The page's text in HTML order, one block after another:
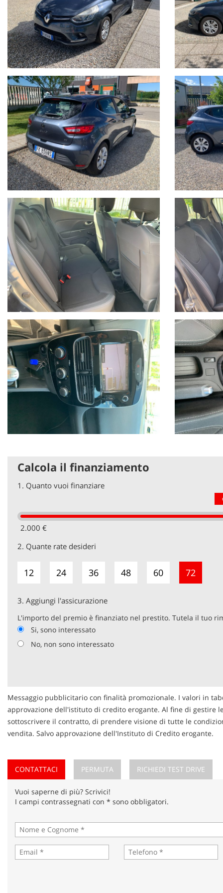
LE GARANZIE RILASCIATE SONO UTILIZZABILI IN TUTTO IL
FINANZIAMENTI PERSONALIZZABILI CON TASSI AGEVOLATI E
Il prezzo indicato del veicolo non include i seguenti costi, che
•Tagliando di manutenzione ordinaria (se necessario)
•Revisione ministeriale (se in scadenza)
•Eventuali interventi o ripristini meccanici ed estetici non
specificamente indicati nell’annuncio
•Passaggio di proprieta
Il veicolo viene venduto nello stato in cui si trova, con
Si consiglia di verificare la disponibilità effettiva della vettura
Auto Italia si scusa per eventuali imprecisioni dovessero
gradito un contatto telefonico per ottenere conferma su
Calcola il finanziamento
1. Quanto vuoi finanziare
2.000 €
2. Quante rate desideri
12 24 36 48 60 72
3. Aggiungi l'assicurazione
L'importo del premio è finanziato nel prestito. Tutela il tuo
Si, sono interessato
No, non sono interessato
Messaggio pubblicitario con finalità promozionale. I valori in
approvazione dell'istituto di credito erogante. Al fine di gestire
sottoscrivere il contratto, di prendere visione di tutte le
vendita. Salvo approvazione dell'Instituto di Credito erogante.
CONTATTACI PERMUTA RICHIEDI TEST DRIVE
Vuoi saperne di più? Scrivici!
I campi contrassegnati con * sono obbligatori.